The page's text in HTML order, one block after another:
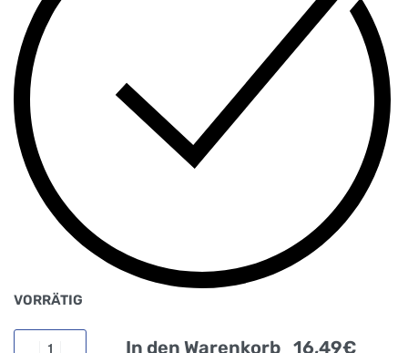
VORRÄTIG
In den Warenkorb